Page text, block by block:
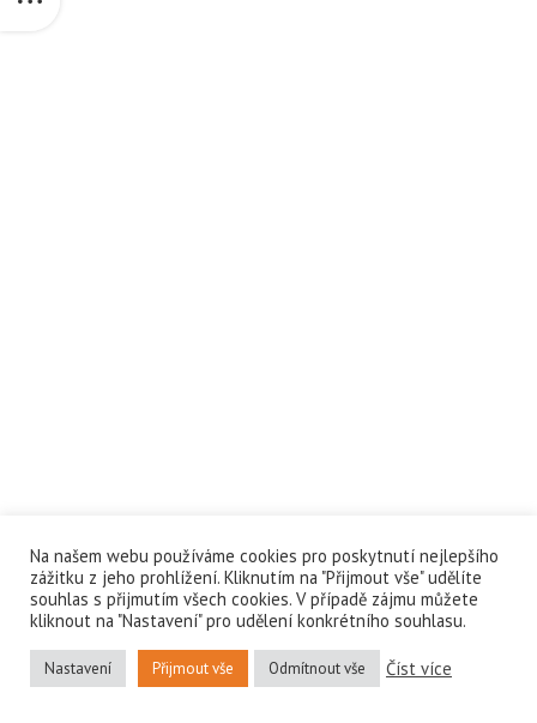
Na našem webu používáme cookies pro poskytnutí nejlepšího
zážitku z jeho prohlížení. Kliknutím na "Přijmout vše" udělíte
souhlas s přijmutím všech cookies. V případě zájmu můžete
kliknout na "Nastavení" pro udělení konkrétního souhlasu.
Nastavení Přijmout vše Odmítnout vše Číst více